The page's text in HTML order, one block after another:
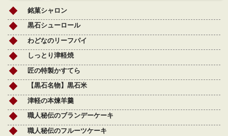
銘菓シャロン
黒石シューロール
わどなのリーフパイ
しっとり津軽焼
匠の特製かすてら
【黒石名物】黒石米
津軽の本煉羊羹
職人秘伝のブランデーケーキ
職人秘伝のフルーツケーキ